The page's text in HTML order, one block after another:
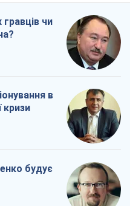
гравців чи
в
кризи
будує